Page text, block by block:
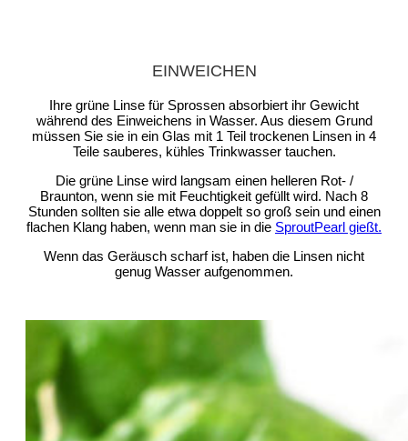
EINWEICHEN
Ihre grüne Linse für Sprossen absorbiert ihr Gewicht
während des Einweichens in Wasser. Aus diesem Grund
müssen Sie sie in ein Glas mit 1 Teil trockenen Linsen in 4
Teile sauberes, kühles Trinkwasser tauchen.
Die grüne Linse wird langsam einen helleren Rot- /
Braunton, wenn sie mit Feuchtigkeit gefüllt wird. Nach 8
Stunden sollten sie alle etwa doppelt so groß sein und einen
flachen Klang haben, wenn man sie in die SproutPearl gießt.
Wenn das Geräusch scharf ist, haben die Linsen nicht
genug Wasser aufgenommen.